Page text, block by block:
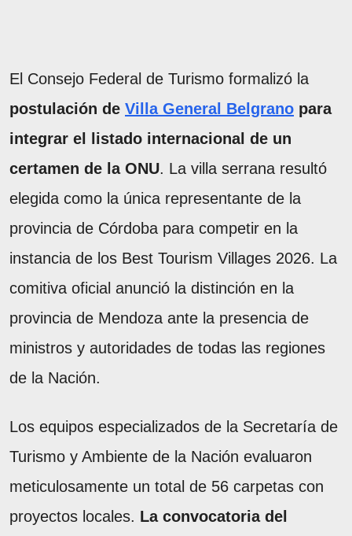
El Consejo Federal de Turismo formalizó la
postulación de Villa General Belgrano para
integrar el listado internacional de un
certamen de la ONU. La villa serrana resultó
elegida como la única representante de la
provincia de Córdoba para competir en la
instancia de los Best Tourism Villages 2026. La
comitiva oficial anunció la distinción en la
provincia de Mendoza ante la presencia de
ministros y autoridades de todas las regiones
de la Nación.
Los equipos especializados de la Secretaría de
Turismo y Ambiente de la Nación evaluaron
meticulosamente un total de 56 carpetas con
proyectos locales. La convocatoria del